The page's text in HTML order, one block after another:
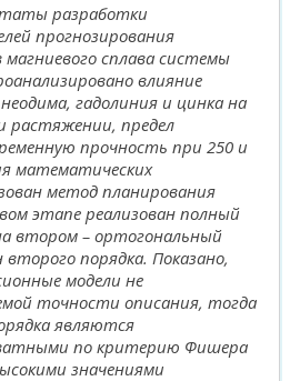
разработки
прогнозирования
магниевого сплава системы
влияние
гадолиния и цинка на
растяжении, предел
прочность при 250 и
математических
метод планирования
этапе реализован полный
втором – ортогональный
порядка. Показано,
модели не
точности описания, тогда
являются
по критерию Фишера
значениями